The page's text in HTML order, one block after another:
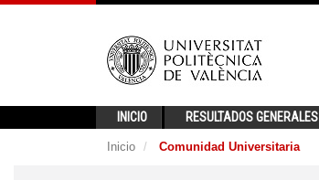
INICIO RESULTADOS GENERALES
Inicio Comunidad Universitaria